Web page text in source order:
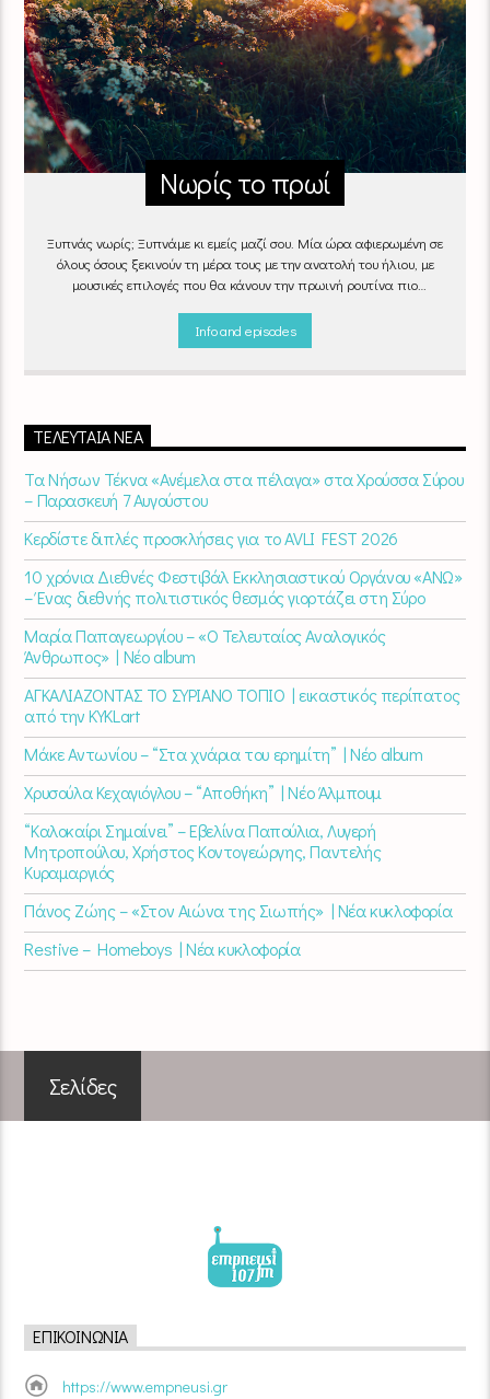
Νωρίς το πρωί
Ξυπνάς νωρίς; Ξυπνάμε κι εμείς μαζί σου. Μία ώρα αφιερωμένη σε
όλους όσους ξεκινούν τη μέρα τους με την ανατολή του ήλιου, με
μουσικές επιλογές που θα κάνουν την πρωινή ρουτίνα πιο
06:00 - 07:00 στον Empneusi 107 FM
Info and episodes
ΤΕΛΕΥΤΑΊΑ ΝΈΑ
Τα Νήσων Τέκνα «Ανέμελα στα πέλαγα» στα Χρούσσα Σύρου
– Παρασκευή 7 Αυγούστου
Κερδίστε διπλές προσκλήσεις για το AVLI FEST 2026
10 χρόνια Διεθνές Φεστιβάλ Εκκλησιαστικού Οργάνου «ΑΝΩ»
– Ένας διεθνής πολιτιστικός θεσμός γιορτάζει στη Σύρο​
Μαρία Παπαγεωργίου – «Ο Τελευταίος Αναλογικός
Άνθρωπος» | Νέο album
ΑΓΚΑΛΙΑΖΟΝΤΑΣ ΤΟ ΣΥΡΙΑΝΟ ΤΟΠΙΟ | εικαστικός περίπατος
από την KYKLart
Μάκε Αντωνίου – “Στα χνάρια του ερημίτη” | Νέο album
Χρυσούλα Κεχαγιόγλου – “Αποθήκη” | Νέο Άλμπουμ
“Καλοκαίρι Σημαίνει” – Εβελίνα Παπούλια, Λυγερή
Μητροπούλου, Χρήστος Κοντογεώργης, Παντελής
Κυραμαργιός
Πάνος Ζώης – «Στον Αιώνα της Σιωπής» | Νέα κυκλοφορία
Restive – Homeboys | Νέα κυκλοφορία
Σελίδες
ΕΠΙΚΟΙΝΩΝΊΑ
https://www.empneusi.gr